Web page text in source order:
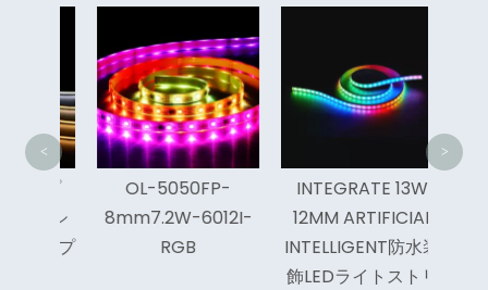
OL-5050FP-
8mm7.2W-6012I-
RGB
INTEGRATE 13W
12MM ARTIFICIAL
INTELLIGENT防水装
飾LEDライトストリ
< >